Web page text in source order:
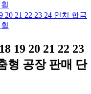
19 20 21 22 23
형 공장 판매 단